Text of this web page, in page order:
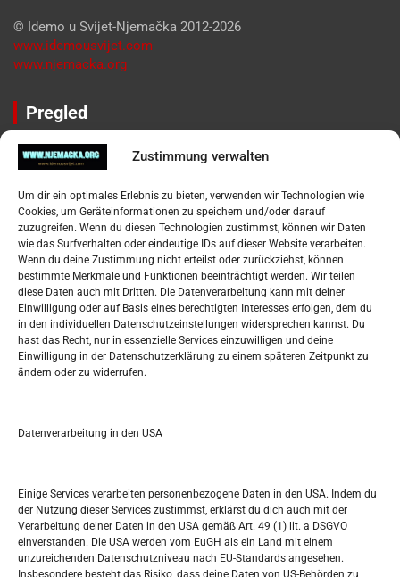
Zustimmung verwalten
Um dir ein optimales Erlebnis zu bieten, verwenden wir Technologien wie
Cookies, um Geräteinformationen zu speichern und/oder darauf
zuzugreifen. Wenn du diesen Technologien zustimmst, können wir Daten
wie das Surfverhalten oder eindeutige IDs auf dieser Website verarbeiten.
Wenn du deine Zustimmung nicht erteilst oder zurückziehst, können
bestimmte Merkmale und Funktionen beeinträchtigt werden. Wir teilen
diese Daten auch mit Dritten. Die Datenverarbeitung kann mit deiner
Einwilligung oder auf Basis eines berechtigten Interesses erfolgen, dem du
in den individuellen Datenschutzeinstellungen widersprechen kannst. Du
hast das Recht, nur in essenzielle Services einzuwilligen und deine
Einwilligung in der Datenschutzerklärung zu einem späteren Zeitpunkt zu
ändern oder zu widerrufen.
Datenverarbeitung in den USA
Einige Services verarbeiten personenbezogene Daten in den USA. Indem du
der Nutzung dieser Services zustimmst, erklärst du dich auch mit der
Verarbeitung deiner Daten in den USA gemäß Art. 49 (1) lit. a DSGVO
einverstanden. Die USA werden vom EuGH als ein Land mit einem
unzureichenden Datenschutzniveau nach EU-Standards angesehen.
Insbesondere besteht das Risiko, dass deine Daten von US-Behörden zu
© Idemo u Svijet-Njemačka 2012-2026
www.idemousvijet.com
www.njemacka.org
Pregled
Impressum
Datenschutzerklärung
Widerufsbelehrung
Oglašavanje / Postavite svoj oglas
Tko je “Idemo u Svijet – Njemačka?
Pretražite stranicu:
S
e
a
h
M D M D F S S
1
3 4 5 6 7 8